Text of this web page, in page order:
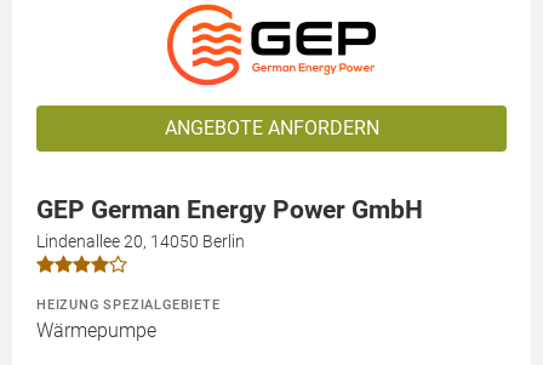
ANGEBOTE ANFORDERN
GEP German Energy Power GmbH
Lindenallee 20, 14050 Berlin
HEIZUNG SPEZIALGEBIETE
Wärmepumpe